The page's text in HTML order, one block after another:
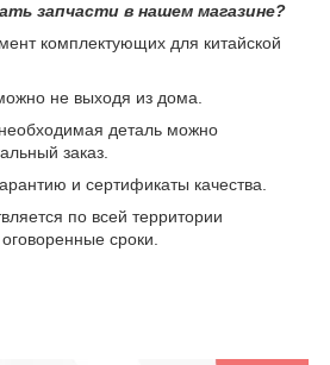
запчасти в нашем магазине?
комплектующих для китайской
не выходя из дома.
необходимая деталь можно
заказ.
и сертификаты качества.
по всей территории
оговоренные сроки.